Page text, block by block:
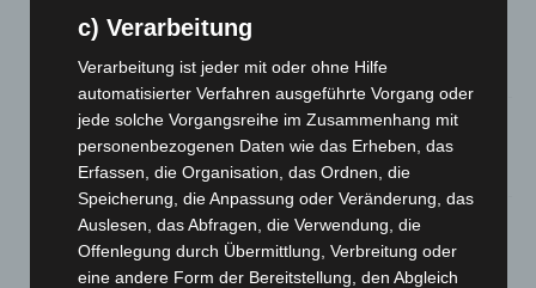
Hannover: Erste Tigermücken-Population in Niedersachsen
entdeckt
7. August 2026
Brand im „Haus der Begegnung“ in Neuwarmbüchen schnell
eingedämmt
6. August 2026
Region Hannover: 21 neue Notfallsanitäter starten beim
Roten Kreuz
5. August 2026
c) Verarbeitung
Verarbeitung ist jeder mit oder ohne Hilfe
automatisierter Verfahren ausgeführte Vorgang oder
jede solche Vorgangsreihe im Zusammenhang mit
personenbezogenen Daten wie das Erheben, das
Erfassen, die Organisation, das Ordnen, die
Speicherung, die Anpassung oder Veränderung, das
Auslesen, das Abfragen, die Verwendung, die
Offenlegung durch Übermittlung, Verbreitung oder
eine andere Form der Bereitstellung, den Abgleich